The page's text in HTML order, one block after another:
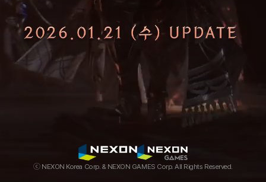
ⓒ NEXON Korea Corp. & NEXON GAMES Corp. All Rights Reserved.